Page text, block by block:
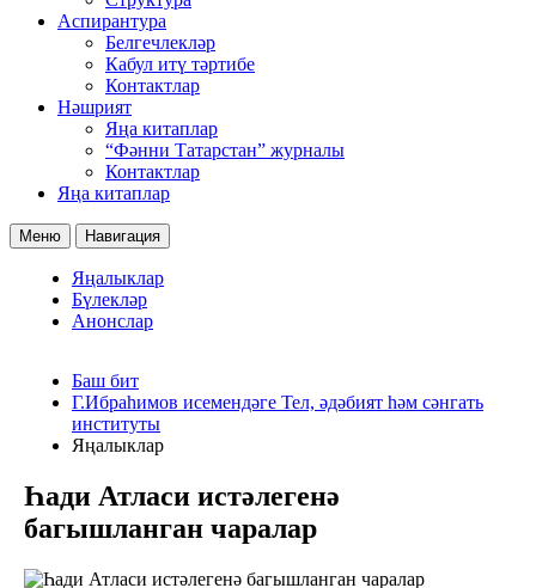
Аспирантура
Белгечлекләр
Кабул итү тәртибе
Контактлар
Нәшрият
Яңа китаплар
“Фәнни Татарстан” журналы
Контактлар
Яңа китаплар
Меню Навигация
Яңалыклар
Бүлекләр
Анонслар
Баш бит
Г.Ибраһимов исемендәге Тел, әдәбият һәм сәнгать
институты
Яңалыклар
Һади Атласи истәлегенә
багышланган чаралар